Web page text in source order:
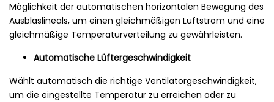
Möglichkeit der automatischen horizontalen Bewegung des
Ausblaslineals, um einen gleichmäßigen Luftstrom und eine
gleichmäßige Temperaturverteilung zu gewährleisten.
Automatische Lüftergeschwindigkeit
Wählt automatisch die richtige Ventilatorgeschwindigkeit,
um die eingestellte Temperatur zu erreichen oder zu